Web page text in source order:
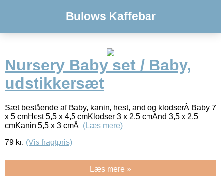
Bulows Kaffebar
Nursery Baby set / Baby,
udstikkersæt
Sæt bestående af Baby, kanin, hest, and og klodserÂ Baby 7
x 5 cmHest 5,5 x 4,5 cmKlodser 3 x 2,5 cmAnd 3,5 x 2,5
cmKanin 5,5 x 3 cmÂ (Læs mere)
79 kr. (Vis fragtpris)
Læs mere »